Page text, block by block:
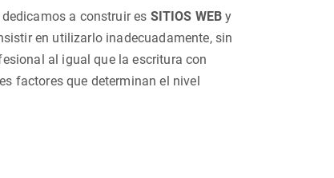
a construir es SITIOS WEB y
en utilizarlo inadecuadamente, sin
al igual que la escritura con
factores que determinan el nivel